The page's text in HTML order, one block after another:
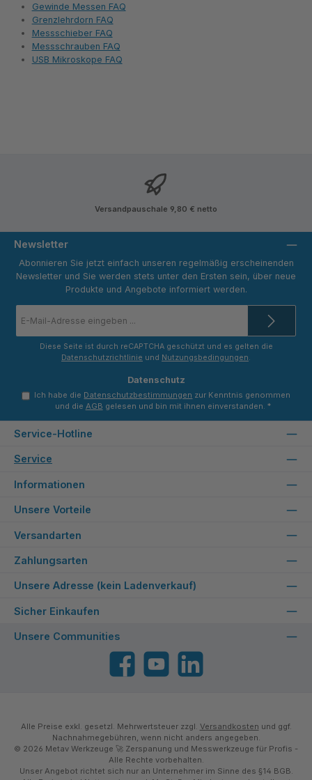
Gewinde Messen FAQ
Grenzlehrdorn FAQ
Messschieber FAQ
Messschrauben FAQ
USB Mikroskope FAQ
Versandpauschale 9,80 € netto
Newsletter
Abonnieren Sie jetzt einfach unseren regelmäßig erscheinenden
Newsletter und Sie werden stets unter den Ersten sein, über neue
Produkte und Angebote informiert werden.
Mail-
*
Diese Seite ist durch reCAPTCHA geschützt und es gelten die
Datenschutzrichtlinie und Nutzungsbedingungen.
Datenschutz
Ich habe die Datenschutzbestimmungen zur Kenntnis genommen
und die AGB gelesen und bin mit ihnen einverstanden. *
Service-Hotline
Service
Informationen
Unsere Vorteile
Versandarten
Zahlungsarten
Unsere Adresse (kein Ladenverkauf)
Sicher Einkaufen
Unsere Communities
FacebookYouTube
Alle Preise exkl. gesetzl. Mehrwertsteuer zzgl. Versandkosten und ggf.
Nachnahmegebühren, wenn nicht anders angegeben.
© 2026 Metav Werkzeuge 🚀 Zerspanung und Messwerkzeuge für Profis -
Alle Rechte vorbehalten.
Unser Angebot richtet sich nur an Unternehmer im Sinne des §14 BGB.